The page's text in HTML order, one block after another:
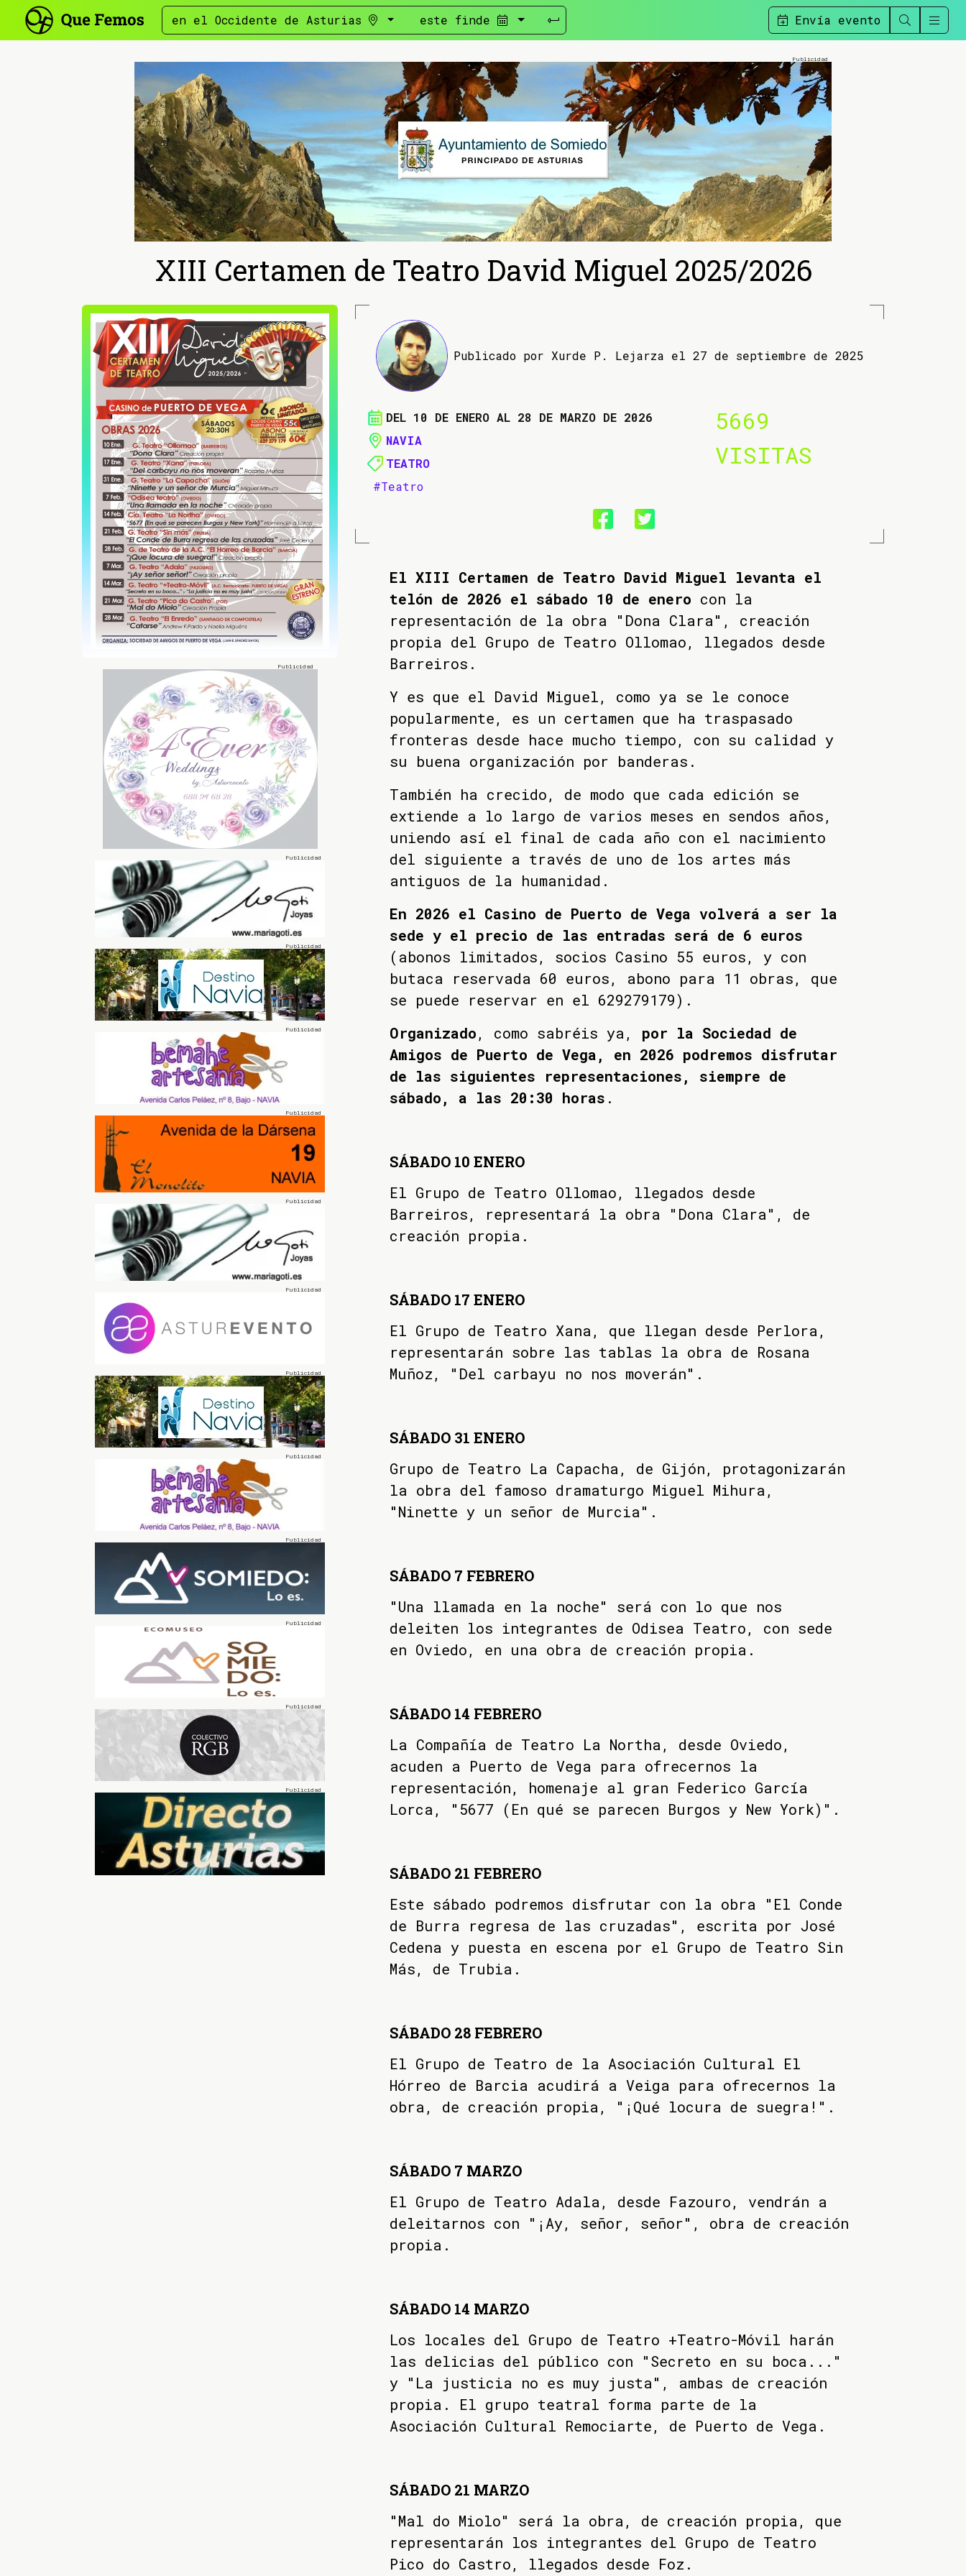
en el Occidente de Asturias este finde Envía evento
XIII Certamen de Teatro David Miguel 2025/2026
Publicado por Xurde P. Lejarza el 27 de septiembre de 2025
DEL 10 DE ENERO AL 28 DE MARZO DE 2026
NAVIA
TEATRO
#Teatro
5669
VISITAS
El XIII Certamen de Teatro David Miguel levanta el
telón de 2026 el sábado 10 de enero con la
representación de la obra "Dona Clara", creación
propia del Grupo de Teatro Ollomao, llegados desde
Barreiros.
Y es que el David Miguel, como ya se le conoce
popularmente, es un certamen que ha traspasado
fronteras desde hace mucho tiempo, con su calidad y
su buena organización por banderas.
También ha crecido, de modo que cada edición se
extiende a lo largo de varios meses en sendos años,
uniendo así el final de cada año con el nacimiento
del siguiente a través de uno de los artes más
antiguos de la humanidad.
En 2026 el Casino de Puerto de Vega volverá a ser la
sede y el precio de las entradas será de 6 euros
(abonos limitados, socios Casino 55 euros, y con
butaca reservada 60 euros, abono para 11 obras, que
se puede reservar en el 629279179).
Organizado, como sabréis ya, por la Sociedad de
Amigos de Puerto de Vega, en 2026 podremos disfrutar
de las siguientes representaciones, siempre de
sábado, a las 20:30 horas .
SÁBADO 10 ENERO
El Grupo de Teatro Ollomao, llegados desde
Barreiros, representará la obra "Dona Clara", de
creación propia.
SÁBADO 17 ENERO
El Grupo de Teatro Xana, que llegan desde Perlora,
representarán sobre las tablas la obra de Rosana
Muñoz, "Del carbayu no nos moverán".
SÁBADO 31 ENERO
Grupo de Teatro La Capacha, de Gijón, protagonizarán
la obra del famoso dramaturgo Miguel Mihura,
"Ninette y un señor de Murcia".
SÁBADO 7 FEBRERO
"Una llamada en la noche" será con lo que nos
deleiten los integrantes de Odisea Teatro, con sede
en Oviedo, en una obra de creación propia.
SÁBADO 14 FEBRERO
La Compañía de Teatro La Northa, desde Oviedo,
acuden a Puerto de Vega para ofrecernos la
representación, homenaje al gran Federico García
Lorca, "5677 (En qué se parecen Burgos y New York)".
SÁBADO 21 FEBRERO
Este sábado podremos disfrutar con la obra "El Conde
de Burra regresa de las cruzadas", escrita por José
Cedena y puesta en escena por el Grupo de Teatro Sin
Más, de Trubia.
SÁBADO 28 FEBRERO
El Grupo de Teatro de la Asociación Cultural El
Hórreo de Barcia acudirá a Veiga para ofrecernos la
obra, de creación propia, "¡Qué locura de suegra!".
SÁBADO 7 MARZO
El Grupo de Teatro Adala, desde Fazouro, vendrán a
deleitarnos con "¡Ay, señor, señor", obra de creación
propia.
SÁBADO 14 MARZO
Los locales del Grupo de Teatro +Teatro-Móvil harán
las delicias del público con "Secreto en su boca..."
y "La justicia no es muy justa", ambas de creación
propia. El grupo teatral forma parte de la
Asociación Cultural Remociarte, de Puerto de Vega.
SÁBADO 21 MARZO
"Mal do Miolo" será la obra, de creación propia, que
representarán los integrantes del Grupo de Teatro
Pico do Castro, llegados desde Foz.